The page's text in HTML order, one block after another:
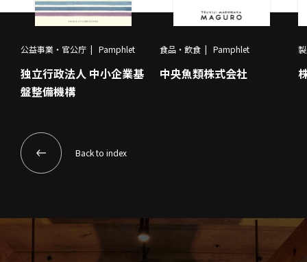
公益事業・官公庁 Pamphlet
独立行政法人 中小企業基
盤整備機構
食品・飲食 Pamphlet
中央魚類株式会社
Back to index